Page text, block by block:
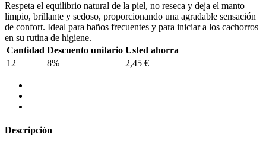
Respeta el equilibrio natural de la piel, no reseca y deja el manto
limpio, brillante y sedoso, proporcionando una agradable sensación
de confort. Ideal para baños frecuentes y para iniciar a los cachorros
en su rutina de higiene.
Cantidad Descuento unitario Usted ahorra
12
8% 2,45 €
Descripción